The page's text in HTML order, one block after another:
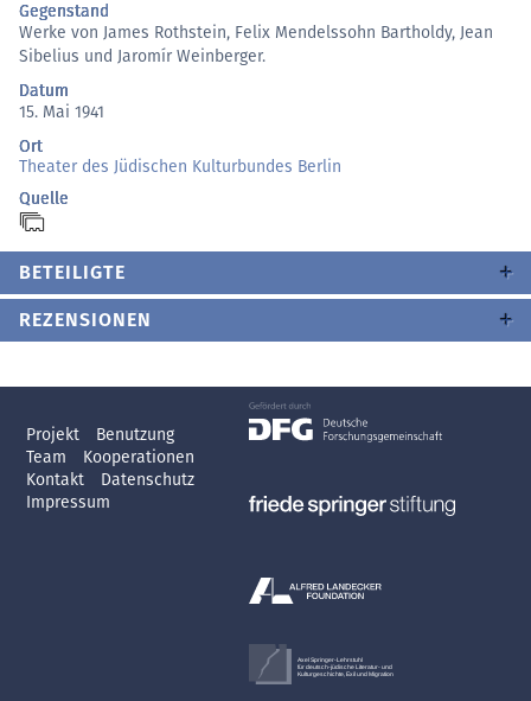
Gegenstand
Werke von James Rothstein, Felix Mendelssohn Bartholdy, Jean
Sibelius und Jaromír Weinberger.
Datum
15. Mai 1941
Ort
Theater des Jüdischen Kulturbundes Berlin
Quelle
BETEILIGTE
REZENSIONEN
Projekt
Benutzung
Team
Kooperationen
Kontakt
Datenschutz
Impressum
Axel Springer-Lehrstuhl
für deutsch-jüdische Literatur- und
Kulturgeschichte, Exil und Migration